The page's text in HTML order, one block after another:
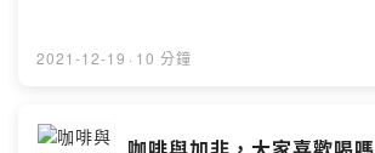
2021-12-19 · 10 分鐘